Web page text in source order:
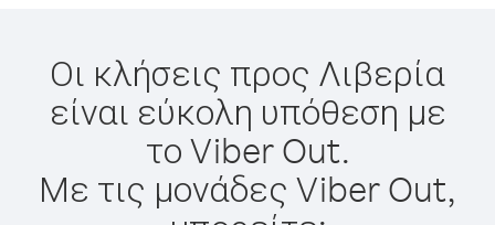
Οι κλήσεις προς Λιβερία
είναι εύκολη υπόθεση με
το Viber Out.
Με τις μονάδες Viber Out,